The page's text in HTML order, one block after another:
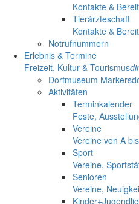
Kontakte &
Tierärzteschaft
Kontakte &
Notrufnummern
Erlebnis & Termine
Freizeit, Kultur & Tourismus
Dorfmuseum
Aktivitäten
Terminkalender
Feste,
Vereine
Vereine von A
Sport
Vereine,
Senioren
Vereine,